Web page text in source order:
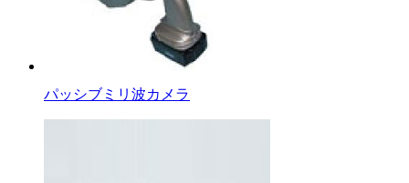
パッシブミリ波カメラ